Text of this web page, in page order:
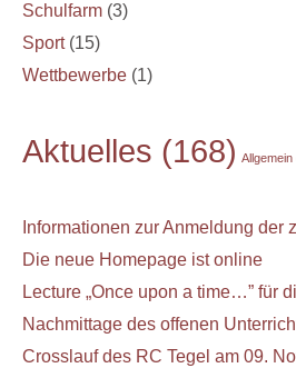
Schulfarm (3)
Sport(15)
Wettbewerbe (1)
Aktuelles (168) Allgemein
Informationen zur Anmeldung der
Die neue Homepage ist online
Lecture „Once upon a time…” für
Nachmittage des offenen
Crosslauf des RC Tegel am 09.